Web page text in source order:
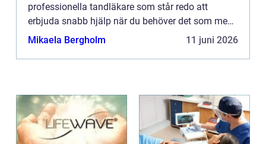
professionella tandläkare som står redo att
erbjuda snabb hjälp när du behöver det som mest.
I denna artikel kommer...
Mikaela Bergholm 11 juni 2026